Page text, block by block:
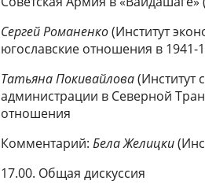
Сергей Романенко(Институт
югославские отношения в 1941-
Татьяна Покивайлова(Институт
администрации в Северной
отношения
Комментарий: Бела Желицки
17.00. Общая дискуссия